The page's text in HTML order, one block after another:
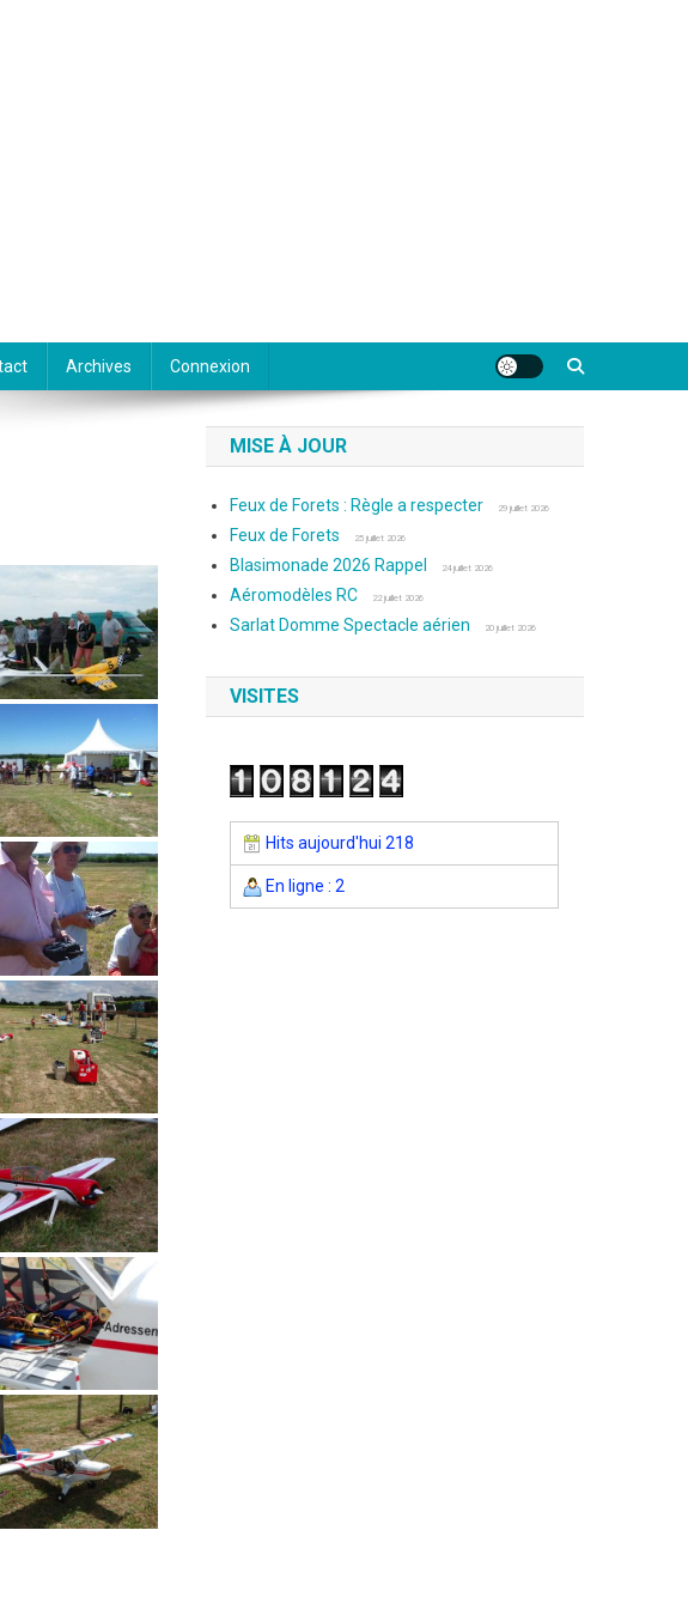
Archives Connexion
MISE À JOUR
Feux de Forets : Règle a respecter 29 juillet 2026
Feux de Forets 25 juillet 2026
Blasimonade 2026 Rappel 24 juillet 2026
Aéromodèles RC 22 juillet 2026
Sarlat Domme Spectacle aérien 20 juillet 2026
VISITES
Hits aujourd'hui 218
En ligne : 2